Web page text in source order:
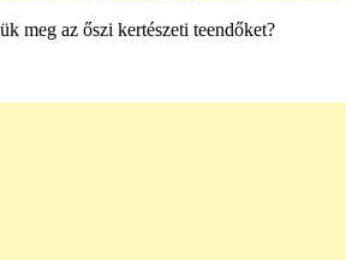
meg az őszi kertészeti teendőket?